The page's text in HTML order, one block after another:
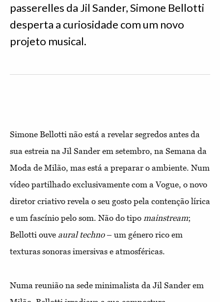
passerelles da Jil Sander, Simone Bellotti
desperta a curiosidade com um novo
projeto musical.
Simone Bellotti não está a revelar segredos antes da
sua estreia na Jil Sander em setembro, na Semana da
Moda de Milão, mas está a preparar o ambiente. Num
vídeo partilhado exclusivamente com a Vogue, o novo
diretor criativo revela o seu gosto pela contenção lírica
e um fascínio pelo som. Não do tipo mainstream;
Bellotti ouve aural techno– um género rico em
texturas sonoras imersivas e atmosféricas.
Numa reunião na sede minimalista da Jil Sander em